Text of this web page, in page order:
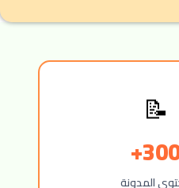
📝
المدونة